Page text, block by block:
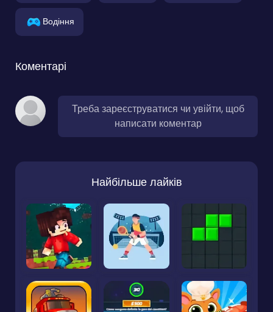
Водіння
Коментарі
Треба зареєструватися чи увійти, щоб
написати коментар
Найбільше лайків